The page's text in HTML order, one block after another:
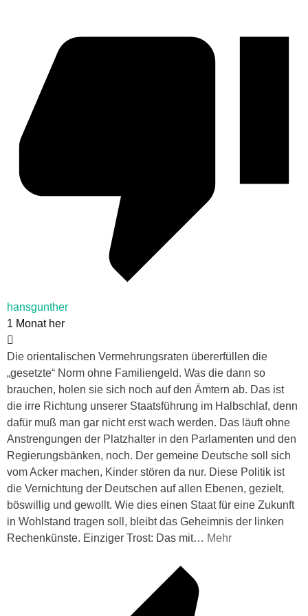
hansgunther
1 Monat her
Die orientalischen Vermehrungsraten übererfüllen die
„gesetzte“ Norm ohne Familiengeld. Was die dann so
brauchen, holen sie sich noch auf den Ämtern ab. Das ist
die irre Richtung unserer Staatsführung im Halbschlaf, denn
dafür muß man gar nicht erst wach werden. Das läuft ohne
Anstrengungen der Platzhalter in den Parlamenten und den
Regierungsbänken, noch. Der gemeine Deutsche soll sich
vom Acker machen, Kinder stören da nur. Diese Politik ist
die Vernichtung der Deutschen auf allen Ebenen, gezielt,
böswillig und gewollt. Wie dies einen Staat für eine Zukunft
in Wohlstand tragen soll, bleibt das Geheimnis der linken
Rechenkünste. Einziger Trost: Das mit… Mehr